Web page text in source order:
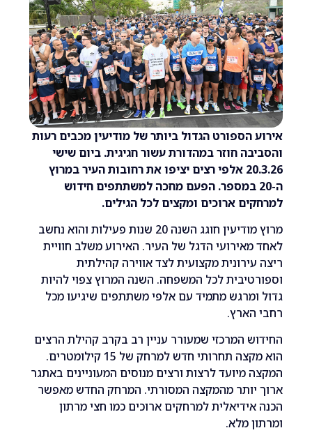
הספורט הגדול ביותר של מודיעין מכבים רעות
חוזר במהדורת עשור חגיגית. ביום שישי
20.3.26 אלפי רצים יציפו את רחובות העיר במרוץ
20 במספר. הפעם מחכה למשתתפים חידוש
ארוכים ומקצים לכל הגילים.
מרוץ מודיעין חוגג השנה 20 שנות פעילות והוא נחשב
הדגל של העיר. האירוע משלב חוויית
מקצועית לצד אווירה קהילתית
לכל המשפחה. השנה המרוץ צפוי להיות
מתמיד עם אלפי משתתפים שיגיעו מכל
המרכזי שמעורר עניין רב בקרב קהילת הרצים
הוא מקצה תחרותי חדש למרחק של 15 קילומטרים.
מיועד לרצות ורצים מנוסים המעוניינים באתגר
מהמקצה המסורתי. המרחק החדש מאפשר
למרחקים ארוכים כמו חצי מרתון